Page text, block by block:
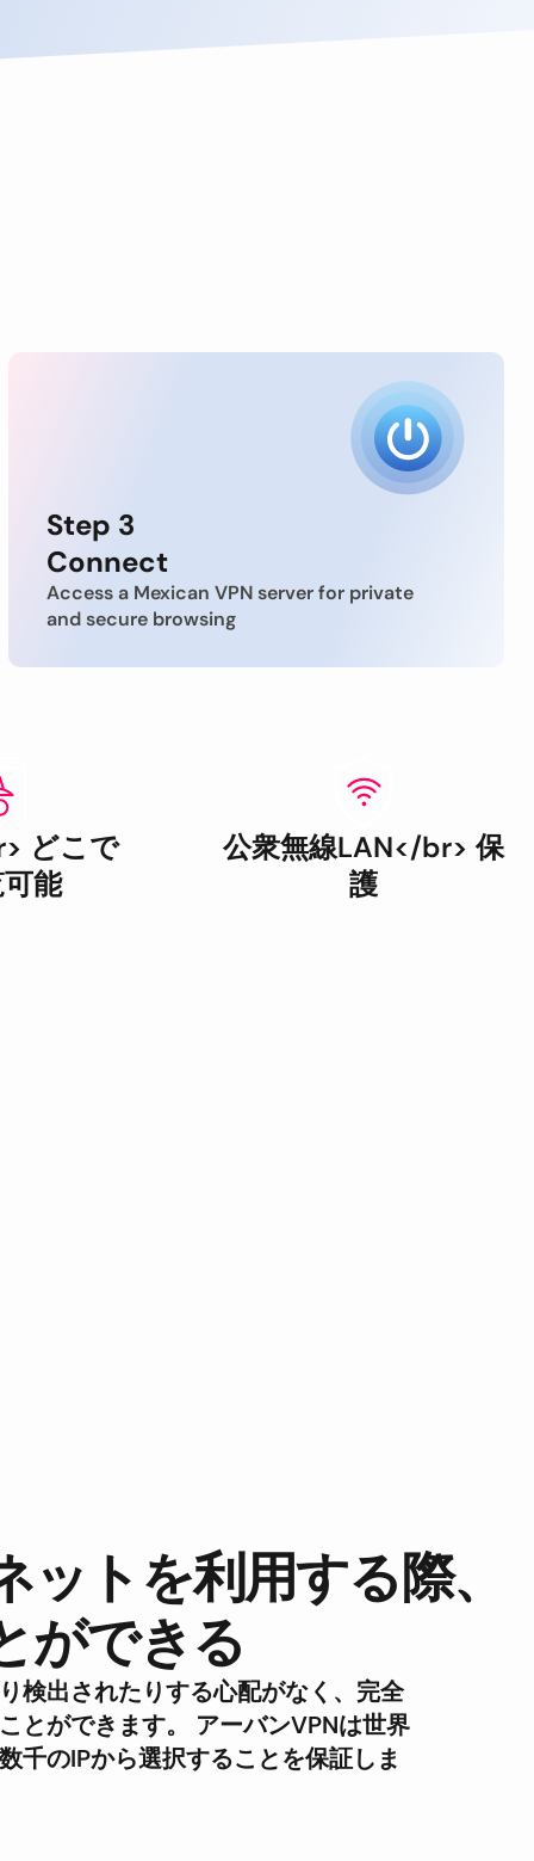
Step 3
Connect
Access a Mexican VPN server for private
and secure browsing
どこで
能
公衆無線LAN</br> 保
護
トを利用する際、
ができる
検出されたりする心配がなく、完全
とができます。 アーバンVPNは世界
千のIPから選択することを保証しま